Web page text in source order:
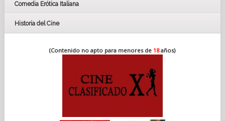
Comedia Erótica Italiana
Historia del Cine
(Contenido no apto para menores de 18años)